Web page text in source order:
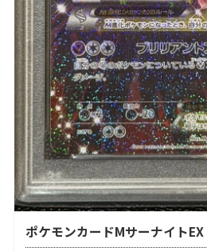
ポケモンカードMサーナイト